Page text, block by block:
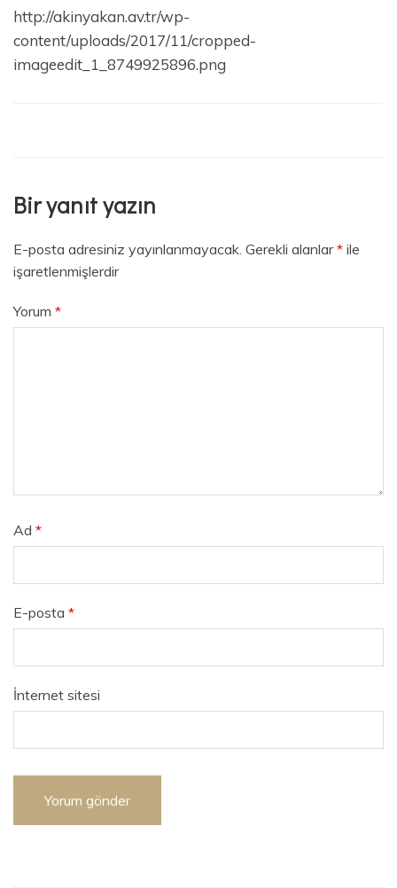
http://akinyakan.av.tr/wp-
content/uploads/2017/11/cropped-
imageedit_1_8749925896.png
Bir yanıt yazın
E-posta adresiniz yayınlanmayacak. Gerekli alanlar* ile
işaretlenmişlerdir
Yorum *
Ad *
E-posta *
İnternet sitesi